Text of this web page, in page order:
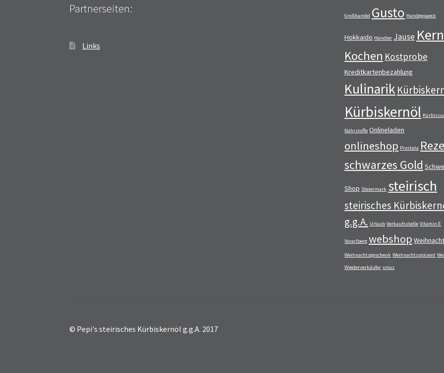
Partnerseiten:
Links
Großhandel Gusto Handgepaeck
Hokkaido Händler Jause
Kochen Kostprobe
Kreditkartenbezahlung
Kulinarik
Kürbiskernöl
Nährstoffe Onlineladen
onlineshop Prostata
schwarzes Gold
Shop Steiermark steirisch
steirisches
g.g.A. Urlaub Verkaufsstelle Vitamin E
Vorarlberg webshop
Weihnachtsgeschenk Weihnachtspräsent
Wiederverkäufer xmas
© Pepi's steirisches Kürbiskernöl g.g.A. 2017